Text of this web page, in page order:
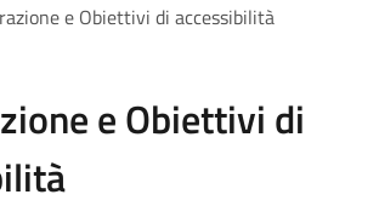
e Obiettivi di accessibilità
e Obiettivi di